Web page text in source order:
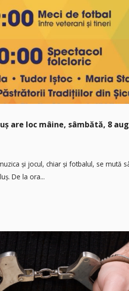
are loc mâine, sâmbătă, 8
și jocul, chiar și fotbalul, se mută
De la ora...